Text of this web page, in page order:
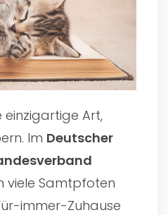
einzigartige Art,
Im Deutscher
viele Samtpfoten
immer-Zuhause